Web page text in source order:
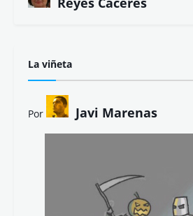
La viñeta
Por Javi Marenas